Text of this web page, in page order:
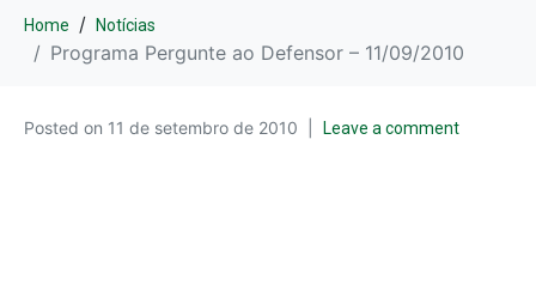
Home Notícias
Programa Pergunte ao Defensor – 11/09/2010
Posted on 11 de setembro de 2010 Leave a comment